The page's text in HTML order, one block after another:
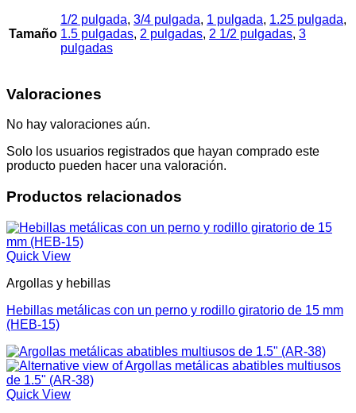
Tamaño
1/2 pulgada, 3/4 pulgada, 1 pulgada, 1.25 pulgada,
1.5 pulgadas, 2 pulgadas, 2 1/2 pulgadas, 3
pulgadas
Valoraciones
No hay valoraciones aún.
Solo los usuarios registrados que hayan comprado este
producto pueden hacer una valoración.
Productos relacionados
Quick View
Argollas y hebillas
Hebillas metálicas con un perno y rodillo giratorio de 15 mm
(HEB-15)
Quick View